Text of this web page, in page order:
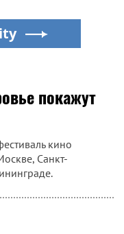
покажут
кино
Санкт-